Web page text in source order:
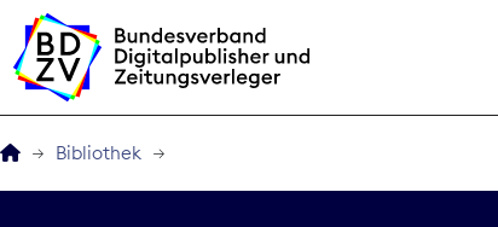
Bibliothek